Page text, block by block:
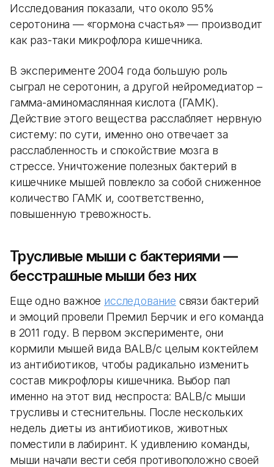
Исследования показали, что около 95%
серотонина — «гормона счастья» — производит
как раз-таки микрофлора кишечника.
В эксперименте 2004 года большую роль
сыграл не серотонин, а другой нейромедиатор –
гамма-аминомаслянная кислота (ГАМК).
Действие этого вещества расслабляет нервную
систему: по сути, именно оно отвечает за
расслабленность и спокойствие мозга в
стрессе. Уничтожение полезных бактерий в
кишечнике мышей повлекло за собой сниженное
количество ГАМК и, соответственно,
повышенную тревожность.
Трусливые мыши с бактериями —
бесстрашные мыши без них
Еще одно важное исследование связи бактерий
и эмоций провели Премил Берчик и его команда
в 2011 году. В первом эксперименте, они
кормили мышей вида BALB/c целым коктейлем
из антибиотиков, чтобы радикально изменить
состав микрофлоры кишечника. Выбор пал
именно на этот вид неспроста: BALB/c мыши
трусливы и стеснительны. После нескольких
недель диеты из антибиотиков, животных
поместили в лабиринт. К удивлению команды,
мыши начали вести себя противоположно своей